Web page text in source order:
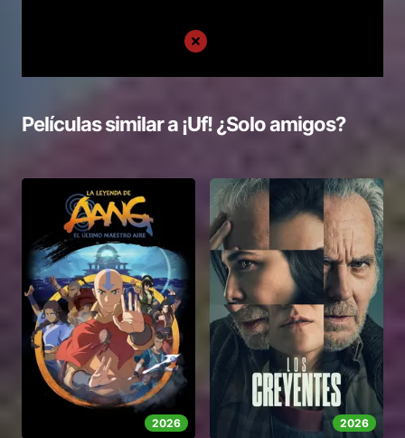
Películas similar a¡Uf! ¿Solo amigos?
2026 2026